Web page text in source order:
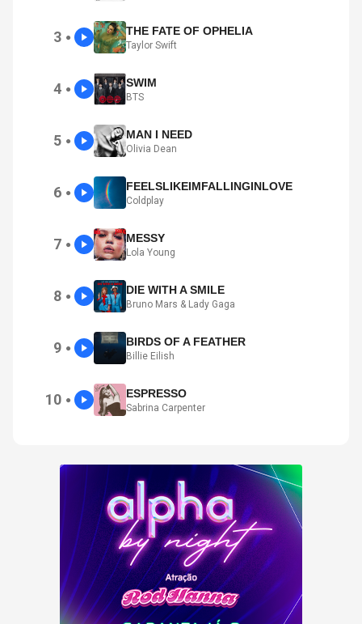
3 ● THE FATE OF OPHELIA
Taylor Swift
4 ● SWIM
BTS
5 ● MAN I NEED
Olivia Dean
6 ● FEELSLIKEIMFALLINGINLOVE
Coldplay
7 ● MESSY
Lola Young
8 ● DIE WITH A SMILE
Bruno Mars & Lady Gaga
9 ● BIRDS OF A FEATHER
Billie Eilish
10 ● ESPRESSO
Sabrina Carpenter